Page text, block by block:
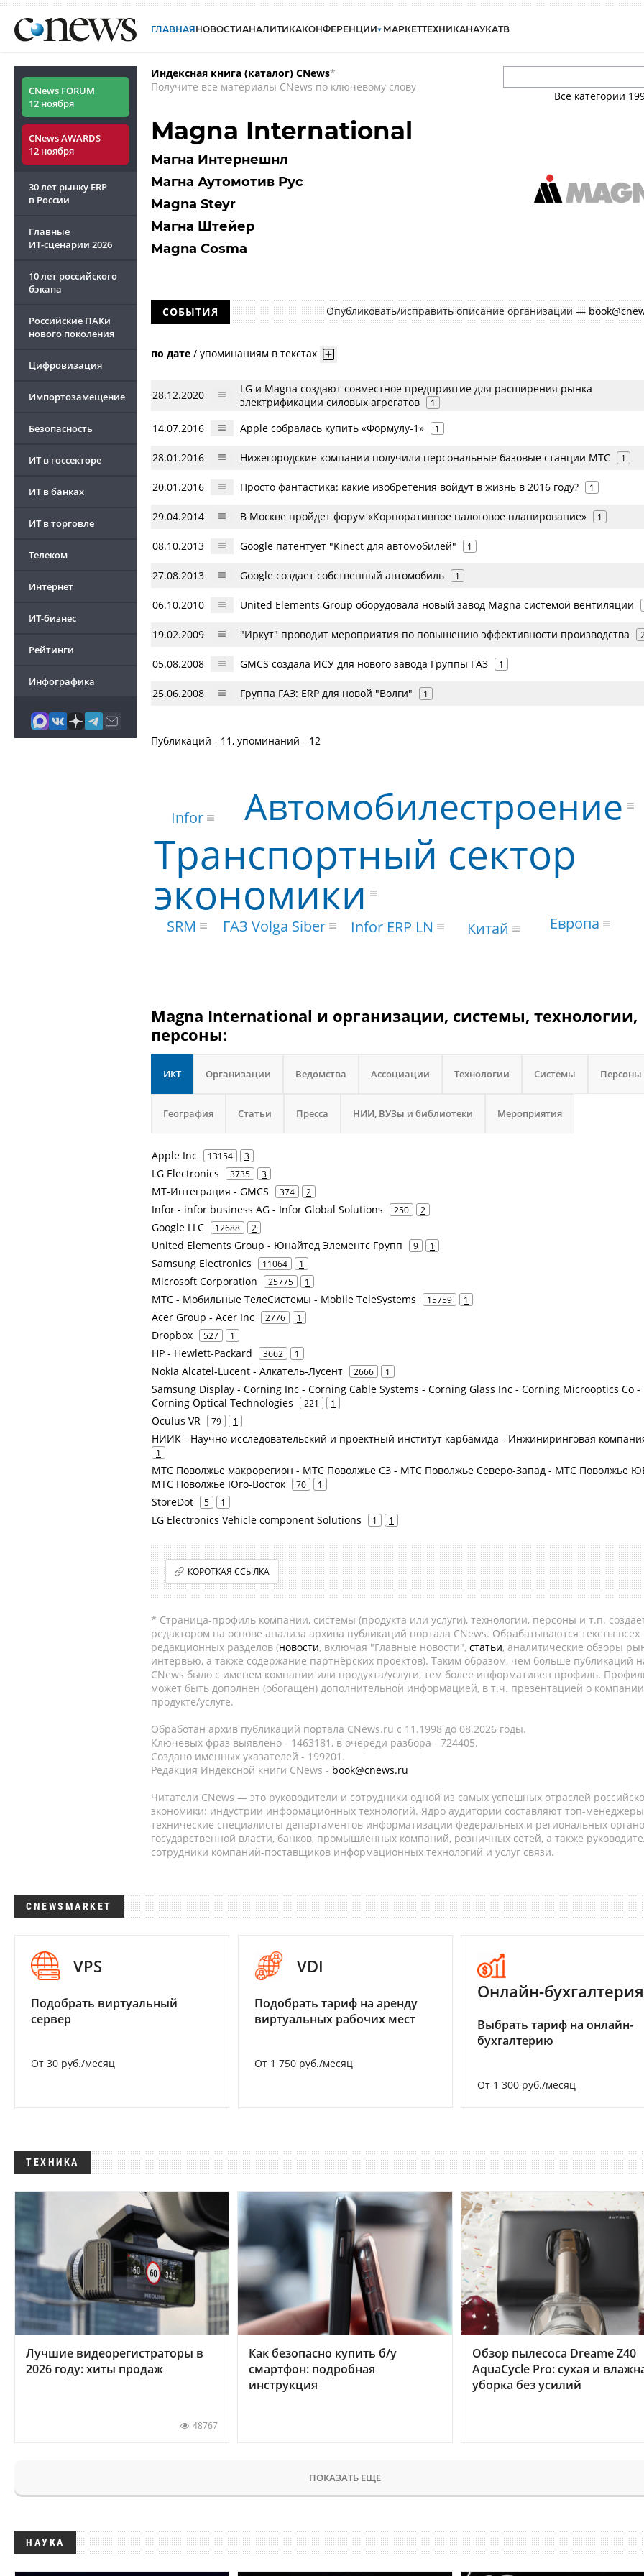
ГЛАВНАЯНОВОСТИАНАЛИТИКАКОНФЕРЕНЦИИ МАРКЕТТЕХНИКАНАУКАТВ
CNews FORUM
12 ноября
CNews AWARDS
12 ноября
30 лет рынку ERP
в России
Главные
ИТ-сценарии 2026
10 лет российского
бэкапа
Российские ПАКи
нового поколения
Цифровизация
Импортозамещение
Безопасность
ИТ в госсекторе
ИТ в банках
ИТ в торговле
Телеком
Интернет
ИТ-бизнес
Рейтинги
Инфографика
Индексная книга (каталог) CNews*
Получите все материалы CNews по ключевому слову
Все категории
Magna International
Магна Интернешнл
Магна Аутомотив Рус
Magna Steyr
Магна Штейер
Magna Cosma
СОБЫТИЯ Опубликовать/исправить описание организации —
по дате / упоминаниям в текстах
28.12.2020
LG и Magna создают совместное предприятие для расширения рынка
электрификации силовых агрегатов
1
14.07.2016 Apple собралась купить «Формулу-1» 1
28.01.2016 Нижегородские компании получили персональные базовые станции МТС 1
20.01.2016 Просто фантастика: какие изобретения войдут в жизнь в 2016 году? 1
29.04.2014 В Москве пройдет форум «Корпоративное налоговое планирование» 1
08.10.2013 Google патентует "Kinect для автомобилей" 1
27.08.2013 Google создает собственный автомобиль 1
06.10.2010 United Elements Group оборудовала новый завод Magna системой вентиляции
19.02.2009 "Иркут" проводит мероприятия по повышению эффективности производства
05.08.2008 GMCS создала ИСУ для нового завода Группы ГАЗ 1
25.06.2008 Группа ГАЗ: ERP для новой "Волги" 1
Публикаций - 11, упоминаний - 12
Транспортный сектор
экономики
Автомобилестроение
Infor
SRM ГАЗ Volga Siber Infor ERP LN Китай Европа
Magna International и организации, системы, технологии,
персоны:
ИКТ Организации Ведомства Ассоциации Технологии Системы Персоны
География Статьи Пресса НИИ, ВУЗы и библиотеки Мероприятия
Apple Inc 13154 3
LG Electronics 3735 3
МТ-Интеграция - GMCS 374 2
Infor - infor business AG - Infor Global Solutions 250 2
Google LLC 12688 2
United Elements Group - Юнайтед Элементс Групп 9 1
Samsung Electronics 11064 1
Microsoft Corporation 25775 1
МТС - Мобильные ТелеСистемы - Mobile TeleSystems 15759 1
Acer Group - Acer Inc 2776 1
Dropbox 527 1
HP - Hewlett-Packard 3662 1
Nokia Alcatel-Lucent - Алкатель-Лусент 2666 1
Samsung Display - Corning Inc - Corning Cable Systems - Corning Glass Inc - Corning Microoptics Co -
Corning Optical Technologies
221 1
Oculus VR 79 1
НИИК - Научно-исследовательский и проектный институт карбамида - Инжиниринговая
1
МТС Поволжье макрорегион - МТС Поволжье СЗ - МТС Поволжье Северо-Запад - МТС Поволжье
МТС Поволжье Юго-Восток
70 1
StoreDot 5 1
LG Electronics Vehicle component Solutions 1 1
КОРОТКАЯ ССЫЛКА
* Страница-профиль компании, системы (продукта или услуги), технологии, персоны и т.п.
редактором на основе анализа архива публикаций портала CNews. Обрабатываются тексты всех
редакционных разделов (новости, включая "Главные новости", статьи, аналитические обзоры
интервью, а также содержание партнёрских проектов). Таким образом, чем больше публикаций
CNews было с именем компании или продукта/услуги, тем более информативен профиль.
может быть дополнен (обогащен) дополнительной информацией, в т.ч. презентацией о
продукте/услуге.
Обработан архив публикаций портала CNews.ru c 11.1998 до 08.2026 годы.
Ключевых фраз выявлено - 1463181, в очереди разбора - 724405.
Создано именных указателей - 199201.
Редакция Индексной книги CNews - book@cnews.ru
Читатели CNews — это руководители и сотрудники одной из самых успешных отраслей
экономики: индустрии информационных технологий. Ядро аудитории составляют топ-
технические специалисты департаментов информатизации федеральных и региональных
государственной власти, банков, промышленных компаний, розничных сетей, а также
сотрудники компаний-поставщиков информационных технологий и услуг связи.
CNEWSMARKET
VPS
Подобрать виртуальный
сервер
От 30 руб./месяц
VDI
Подобрать тариф на аренду
виртуальных рабочих мест
От 1 750 руб./месяц
Онлайн-бухгалтерия
Выбрать тариф на онлайн-
бухгалтерию
От 1 300 руб./месяц
ТЕХНИКА
Лучшие видеорегистраторы в
2026 году: хиты продаж
48767
Как безопасно купить б/у
смартфон: подробная
инструкция
Обзор пылесоса Dreame Z40
AquaCycle Pro: сухая и
уборка без усилий
ПОКАЗАТЬ ЕЩЕ
НАУКА